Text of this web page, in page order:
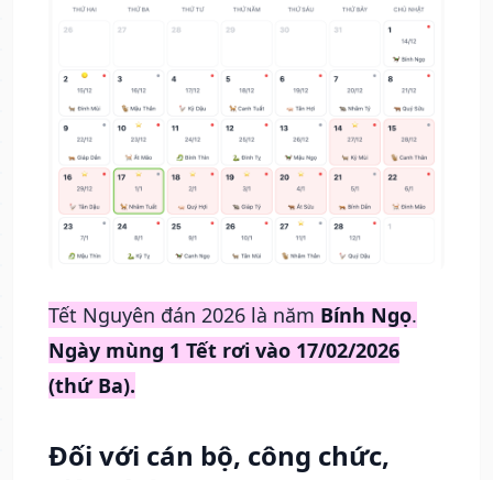
Tết Nguyên đán 2026 là năm Bính Ngọ.
Ngày mùng 1 Tết rơi vào 17/02/2026
(thứ Ba).
Đối với cán bộ, công chức,